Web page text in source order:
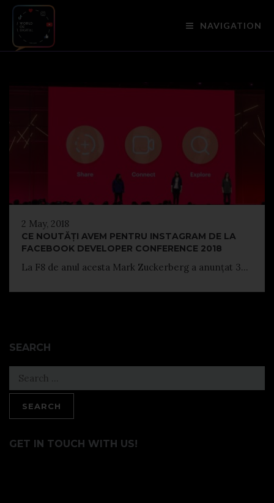
NAVIGATION
2 May, 2018
CE NOUTĂȚI AVEM PENTRU INSTAGRAM DE LA
FACEBOOK DEVELOPER CONFERENCE 2018
La F8 de anul acesta Mark Zuckerberg a anunțat 3...
SEARCH
for:
GET IN TOUCH WITH US!